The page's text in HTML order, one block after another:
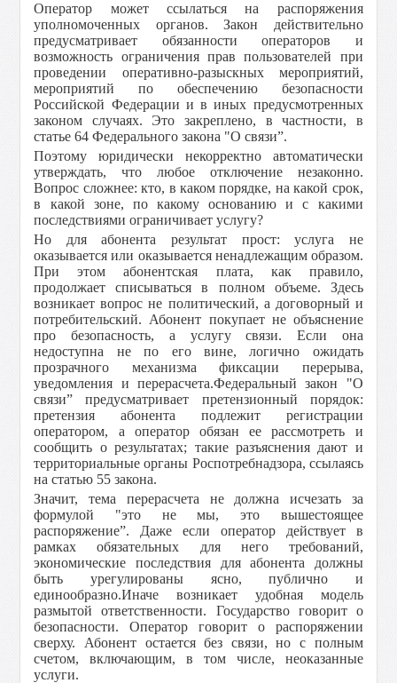
Оператор может ссылаться на распоряжения
уполномоченных органов. Закон действительно
предусматривает обязанности операторов и
возможность ограничения прав пользователей при
проведении оперативно-разыскных мероприятий,
мероприятий по обеспечению безопасности
Российской Федерации и в иных предусмотренных
законом случаях. Это закреплено, в частности, в
статье 64 Федерального закона "О связи”.
Поэтому юридически некорректно автоматически
утверждать, что любое отключение незаконно.
Вопрос сложнее: кто, в каком порядке, на какой срок,
в какой зоне, по какому основанию и с какими
последствиями ограничивает услугу?
Но для абонента результат прост: услуга не
оказывается или оказывается ненадлежащим образом.
При этом абонентская плата, как правило,
продолжает списываться в полном объеме. Здесь
возникает вопрос не политический, а договорный и
потребительский. Абонент покупает не объяснение
про безопасность, а услугу связи. Если она
недоступна не по его вине, логично ожидать
прозрачного механизма фиксации перерыва,
уведомления и перерасчета.Федеральный закон "О
связи” предусматривает претензионный порядок:
претензия абонента подлежит регистрации
оператором, а оператор обязан ее рассмотреть и
сообщить о результатах; такие разъяснения дают и
территориальные органы Роспотребнадзора, ссылаясь
на статью 55 закона.
Значит, тема перерасчета не должна исчезать за
формулой "это не мы, это вышестоящее
распоряжение”. Даже если оператор действует в
рамках обязательных для него требований,
экономические последствия для абонента должны
быть урегулированы ясно, публично и
единообразно.Иначе возникает удобная модель
размытой ответственности. Государство говорит о
безопасности. Оператор говорит о распоряжении
сверху. Абонент остается без связи, но с полным
счетом, включающим, в том числе, неоказанные
услуги.